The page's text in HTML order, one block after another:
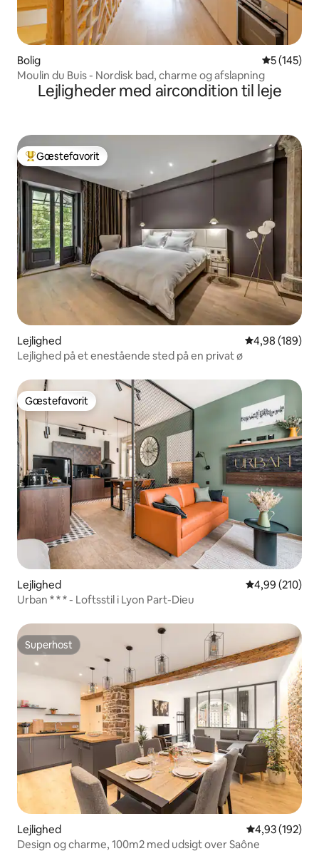
Bolig 5 ud af 5 i
5 (145)
Moulin du Buis - Nordisk bad, charme og afslapning
Lejligheder med aircondition til leje
Bedste gæstefavorit
Gæstefavorit
Lejlighed 4,98 ud af 5 i
4,98 (189)
Lejlighed på et enestående sted på en privat ø
Gæstefavorit
Gæstefavorit
Lejlighed 4,99 ud af 5 i
4,99 (210)
Urban * * * - Loftsstil i Lyon Part-Dieu
Superhost
Superhost
Lejlighed 4,93 ud af 5 i
4,93 (192)
Design og charme, 100m2 med udsigt over Saône